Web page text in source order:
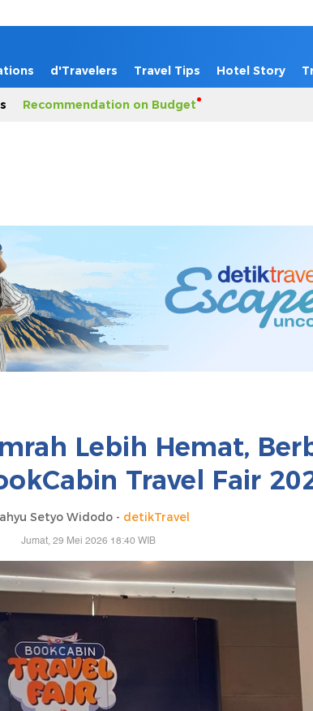
d'Travelers Travel Tips Hotel Story
Recommendation on Budget
Lebih Hemat,
Travel Fair
Setyo Widodo - detikTravel
Jumat, 29 Mei 2026 18:40 WIB